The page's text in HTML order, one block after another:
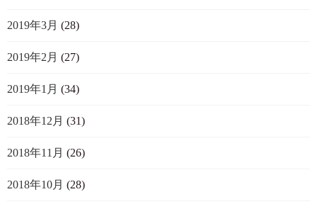
2019年3月 (28)
2019年2月 (27)
2019年1月 (34)
2018年12月 (31)
2018年11月 (26)
2018年10月 (28)